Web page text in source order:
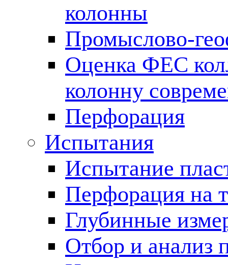
колонны
Промыслово-
Оценка ФЕС
колонну
Перфорация
Испытания
Испытание
Перфорация на
Глубинные
Отбор и анализ